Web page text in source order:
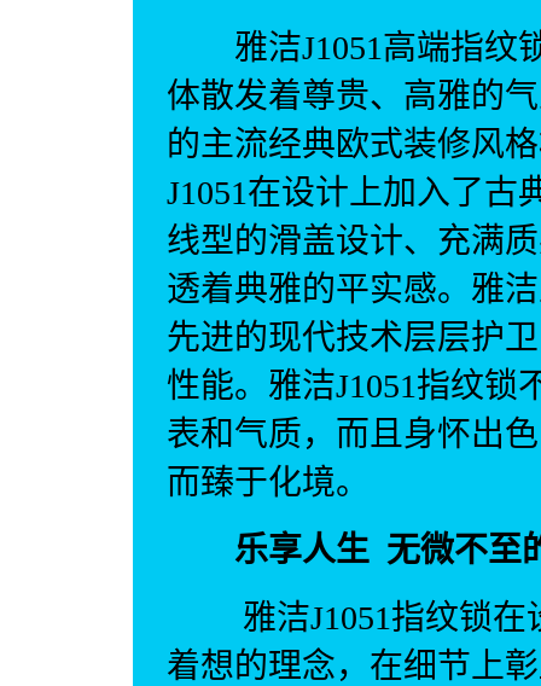
雅洁J1051高端指纹
体散发着尊贵、高雅的
的主流经典欧式装修风
J1051在设计上加入了古
线型的滑盖设计、充满
透着典雅的平实感。雅
先进的现代技术层层护
性能。雅洁J1051指纹锁
表和气质，而且身怀出
而臻于化境。
乐享人生 无微不至
雅洁J1051指纹锁在
着想的理念，在细节上